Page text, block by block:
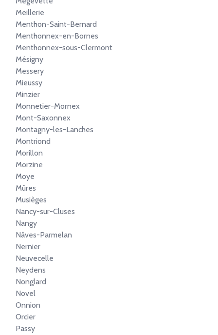
Meillerie
Menthon-Saint-Bernard
Menthonnex-en-Bornes
Menthonnex-sous-Clermont
Mésigny
Messery
Mieussy
Minzier
Monnetier-Mornex
Mont-Saxonnex
Montagny-les-Lanches
Montriond
Morillon
Morzine
Moye
Mûres
Musièges
Nancy-sur-Cluses
Nangy
Nâves-Parmelan
Nernier
Neuvecelle
Neydens
Nonglard
Novel
Onnion
Orcier
Passy